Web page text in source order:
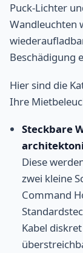
Puck-Lichter
Wandleuchten
Beschädigung
Hier sind die
Ihre
Steckbare
Diese
zwei kleine
Command
Kabel